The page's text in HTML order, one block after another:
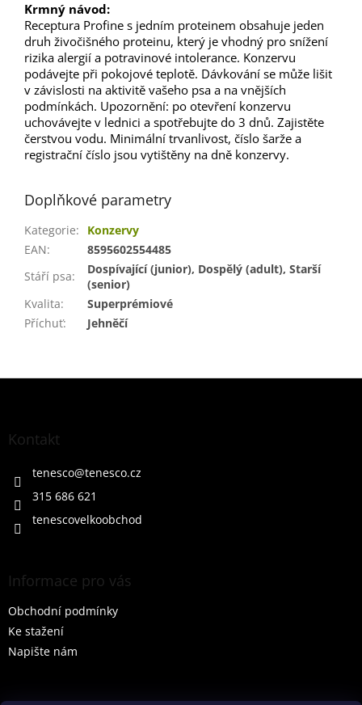
Krmný návod:
Receptura Profine s jedním proteinem obsahuje jeden
druh živočišného proteinu, který je vhodný pro snížení
rizika alergií a potravinové intolerance. Konzervu
podávejte při pokojové teplotě. Dávkování se může lišit
v závislosti na aktivitě vašeho psa a na vnějších
podmínkách. Upozornění: po otevření konzervu
uchovávejte v lednici a spotřebujte do 3 dnů. Zajistěte
čerstvou vodu. Minimální trvanlivost, číslo šarže a
registrační číslo jsou vytištěny na dně konzervy.
Doplňkové parametry
Kategorie:
Konzervy
EAN:
8595602554485
Stáří psa:
Dospívající (junior), Dospělý (adult), Starší
(senior)
Kvalita:
Superprémiové
Příchuť: Jehněčí
Z
Kontakt
tenesco@tenesco.cz
315 686 621
tenescovelkoobchod
Informace pro vás
Obchodní podmínky
Ke stažení
Napište nám